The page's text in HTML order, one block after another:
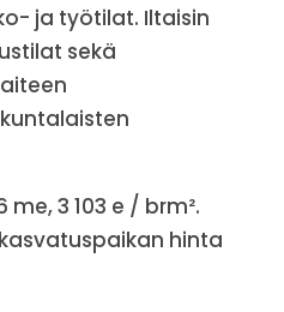
ja työtilat. Iltaisin
sekä
3 103 e / brm².
hinta